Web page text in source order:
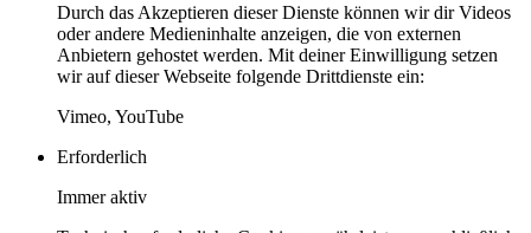
Durch das Akzeptieren dieser Dienste können wir dir Videos
oder andere Medieninhalte anzeigen, die von externen
Anbietern gehostet werden. Mit deiner Einwilligung setzen
wir auf dieser Webseite folgende Drittdienste ein:
Vimeo, YouTube
Erforderlich
Immer aktiv